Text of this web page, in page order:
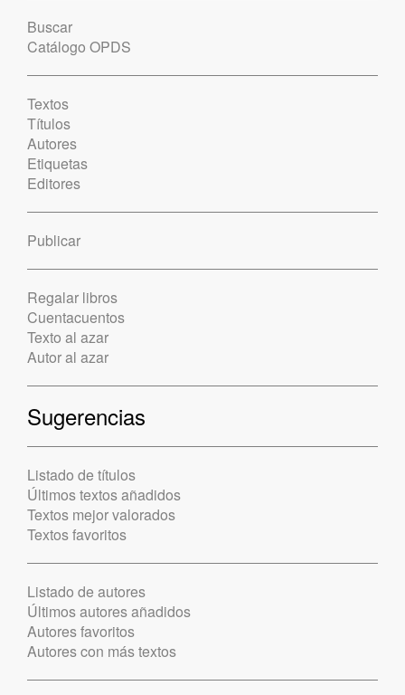
Buscar
Catálogo OPDS
Textos
Títulos
Autores
Etiquetas
Editores
Publicar
Regalar libros
Cuentacuentos
Texto al azar
Autor al azar
Sugerencias
Listado de títulos
Últimos textos añadidos
Textos mejor valorados
Textos favoritos
Listado de autores
Últimos autores añadidos
Autores favoritos
Autores con más textos